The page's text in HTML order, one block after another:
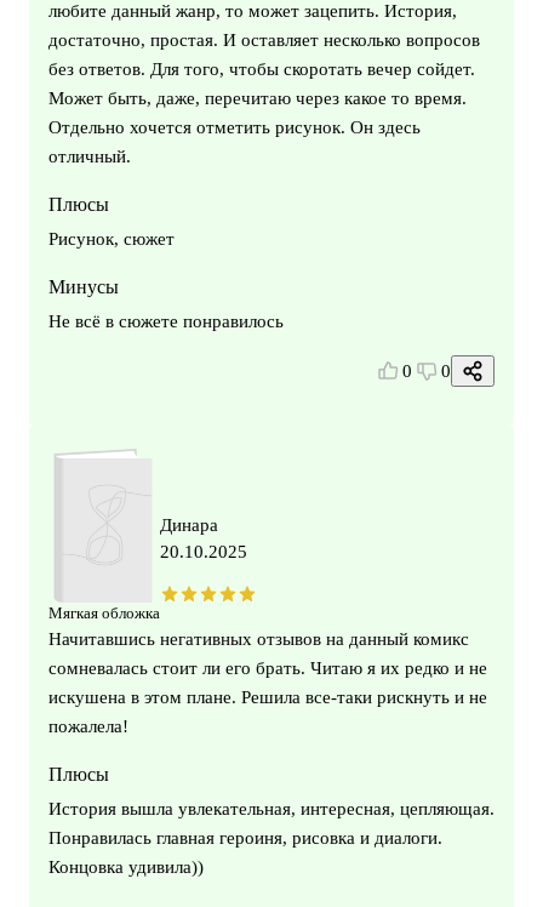
любите данный жанр, то может зацепить. История,
достаточно, простая. И оставляет несколько вопросов
без ответов. Для того, чтобы скоротать вечер сойдет.
Может быть, даже, перечитаю через какое то время.
Отдельно хочется отметить рисунок. Он здесь
отличный.
Плюсы
Рисунок, сюжет
Минусы
Не всё в сюжете понравилось
0 0
Мягкая обложка
Динара
20.10.2025
Начитавшись негативных отзывов на данный комикс
сомневалась стоит ли его брать. Читаю я их редко и не
искушена в этом плане. Решила все-таки рискнуть и не
пожалела!
Плюсы
История вышла увлекательная, интересная, цепляющая.
Понравилась главная героиня, рисовка и диалоги.
Концовка удивила))